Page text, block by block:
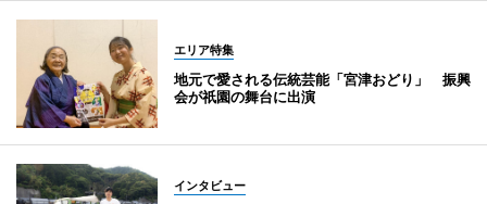
エリア特集
地元で愛される伝統芸能「宮津おどり」 振興
会が祇園の舞台に出演
インタビュー